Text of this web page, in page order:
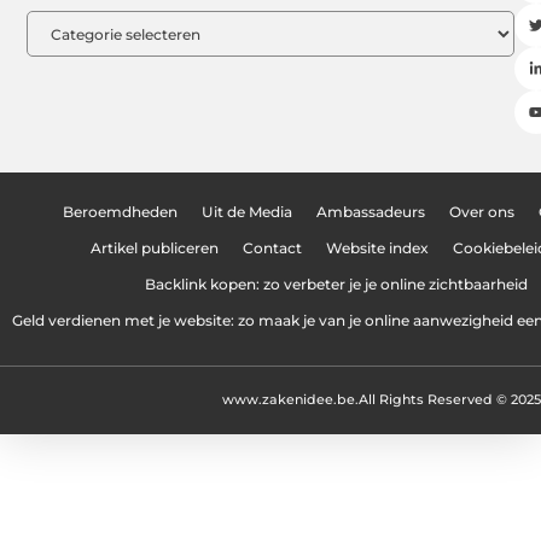
Beroemdheden Uit de Media Ambassadeurs Over ons
Artikel publiceren Contact Website index
Backlink kopen: zo verbeter je je online zichtbaarheid
Geld verdienen met je website: zo maak je van je online aanwezigheid
All Rights Reserved © 2025
www.zakenidee.be.